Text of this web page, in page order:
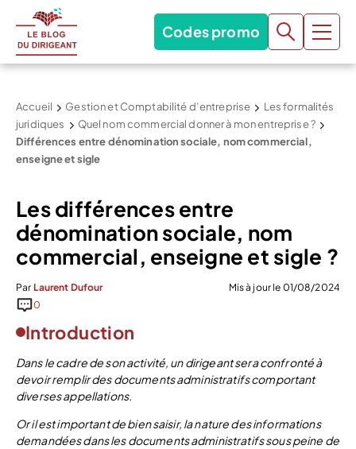
Codes promo
Accueil Gestion et Comptabilité d’entreprise
Les formalités
juridiques
Quel nom commercial donner à mon entreprise ?
Différences entre dénomination sociale, nom commercial,
enseigne et sigle
Les différences entre
dénomination sociale, nom
commercial, enseigne et sigle ?
Par Laurent Dufour
Mis à jour le 01/08/2024
0
Introduction
Dans le cadre de son activité, un dirigeant sera confronté à
devoir remplir des documents administratifs comportant
diverses appellations.
Or il est important de bien saisir, la nature des informations
demandées dans les documents administratifs sous peine de